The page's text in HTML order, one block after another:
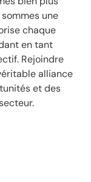
une
chaque
en tant
Rejoindre
alliance
et des